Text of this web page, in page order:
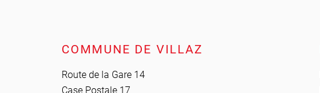
COMMUNE DE VILLAZ
Route de la Gare 14
Case Postale 17